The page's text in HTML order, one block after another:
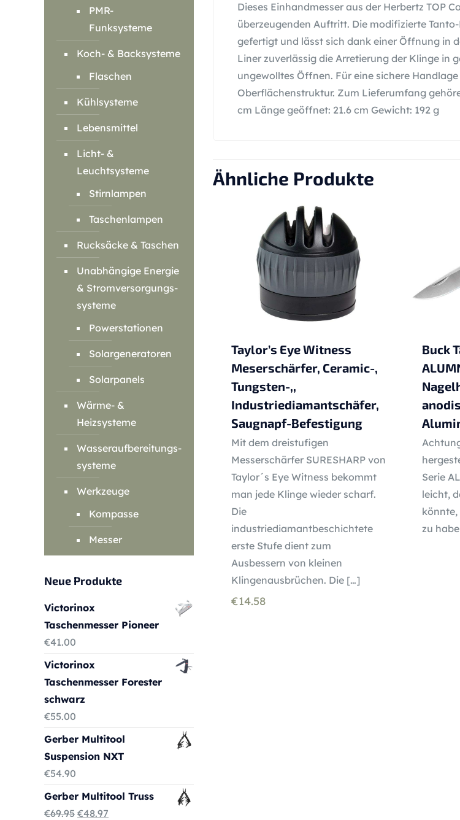
Dieses Einhandmesser aus der Herbertz TOP
überzeugenden Auftritt. Die modifizierte
gefertigt und lässt sich dank einer Öffnung in
Liner zuverlässig die Arretierung der Klinge in
ungewolltes Öffnen. Für eine sichere
Oberflächenstruktur. Zum Lieferumfang
cm Länge geöffnet: 21.6 cm Gewicht: 192 g
Ähnliche Produkte
Taylor’s Eye Witness
Meserschärfer, Ceramic-,
Tungsten-,,
Industriediamantschäfer,
Saugnapf-Befestigung
Mit dem dreistufigen
Messerschärfer SURESHARP von
Taylor´s Eye Witness bekommt
man jede Klinge wieder scharf.
Die
industriediamantbeschichtete
erste Stufe dient zum
Ausbessern von kleinen
Klingenausbrüchen. Die[…]
€14.58
Buck
Serie
leicht,
könnte,
zu
PMR-
Funksysteme
Koch- & Backsysteme
Flaschen
Kühlsysteme
Lebensmittel
Licht- &
Leuchtsysteme
Stirnlampen
Taschenlampen
Rucksäcke & Taschen
Unabhängige Energie
& Stromversorgungs-
systeme
Powerstationen
Solargeneratoren
Solarpanels
Wärme- &
Heizsysteme
Wasseraufbereitungs-
systeme
Werkzeuge
Kompasse
Messer
Neue Produkte
Victorinox
Taschenmesser Pioneer
€41.00
Victorinox
Taschenmesser Forester
schwarz
€55.00
Gerber Multitool
Suspension NXT
€54.90
Gerber Multitool Truss
€69.95 Ursprünglicher
€48.97